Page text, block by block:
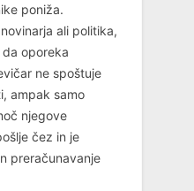
poniža.
ali politika,
oporeka
ne spoštuje
ampak samo
njegove
čez in je
preračunavanje